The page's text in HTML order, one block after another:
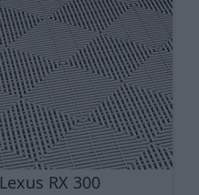
Lexus RX 300